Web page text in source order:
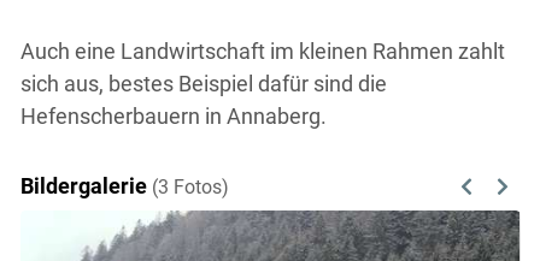
Auch eine Landwirtschaft im kleinen Rahmen zahlt
sich aus, bestes Beispiel dafür sind die
Hefenscherbauern in Annaberg.
Bildergalerie (3 Fotos) Previous
Next